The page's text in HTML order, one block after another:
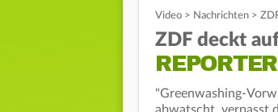
Video > Nachrichten >
ZDF deckt
"Greenwashing-